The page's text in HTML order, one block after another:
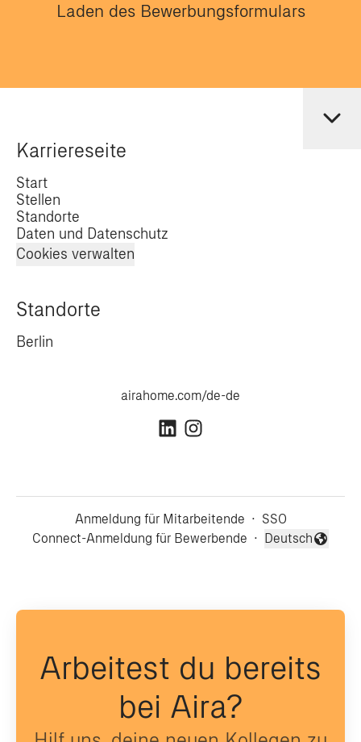
Laden des Bewerbungsformulars
Karriereseite
Start
Stellen
Standorte
Daten und Datenschutz
Cookies verwalten
Standorte
Berlin
airahome.com/de-de
Anmeldung für Mitarbeitende · SSO
Connect-Anmeldung für Bewerbende ·
Sprache ändern
Deutsch
Arbeitest du bereits
bei Aira?